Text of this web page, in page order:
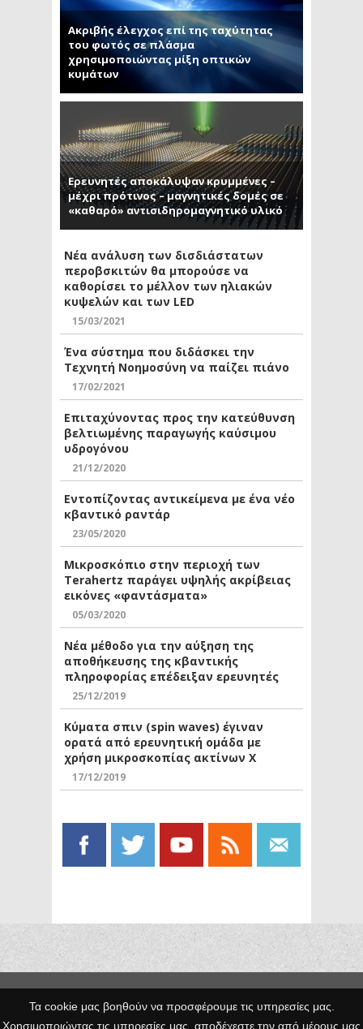
Τα cookie μας βοηθούν να προσφέρουμε τις υπηρεσίες μας.
Χρησιμοποιώντας τις υπηρεσίες μας, αποδέχεστε την από μέρους μας
Ακριβής έλεγχος επί της ταχύτητας
του φωτός σε πλάσμα
χρησιμοποιώντας μίξη οπτικών
κυμάτων
Ερευνητές αποκάλυψαν κρυμμένες –
μέχρι πρότινος – μαγνητικές δομές σε
«καθαρό» αντισιδηρομαγνητικό υλικό
Νέα ανάλυση των δισδιάστατων
περοβσκιτών θα μπορούσε να
καθορίσει το μέλλον των ηλιακών
κυψελών και των LED
15/03/2021
Ένα σύστημα που διδάσκει την
Τεχνητή Νοημοσύνη να παίζει πιάνο
17/02/2021
Επιταχύνοντας προς την κατεύθυνση
βελτιωμένης παραγωγής καύσιμου
υδρογόνου
21/12/2020
Εντοπίζοντας αντικείμενα με ένα νέο
κβαντικό ραντάρ
23/05/2020
Μικροσκόπιο στην περιοχή των
Terahertz παράγει υψηλής ακρίβειας
εικόνες «φαντάσματα»
05/03/2020
Νέα μέθοδο για την αύξηση της
αποθήκευσης της κβαντικής
πληροφορίας επέδειξαν ερευνητές
25/12/2019
Κύματα σπιν (spin waves) έγιναν
ορατά από ερευνητική ομάδα με
χρήση μικροσκοπίας ακτίνων Χ
17/12/2019
Κατασκευή